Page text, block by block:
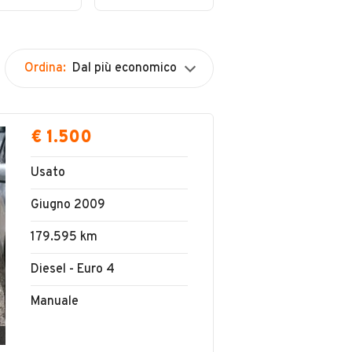
Ordina: Dal più economico
€ 1.500
Usato
Giugno 2009
179.595 km
Diesel - Euro 4
Manuale